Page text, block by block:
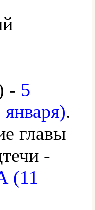
- 5
.
главы
-
(11